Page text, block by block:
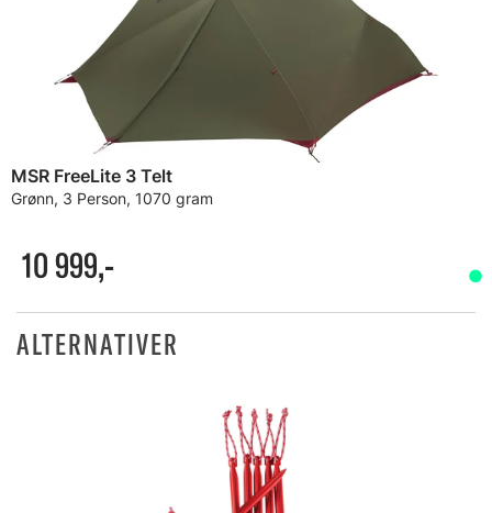
MSR FreeLite 3 Telt
Grønn, 3 Person, 1070 gram
10 999,-
ALTERNATIVER